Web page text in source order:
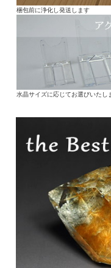
梱包前に浄化し発送します
水晶サイズに応じてお選びいたし